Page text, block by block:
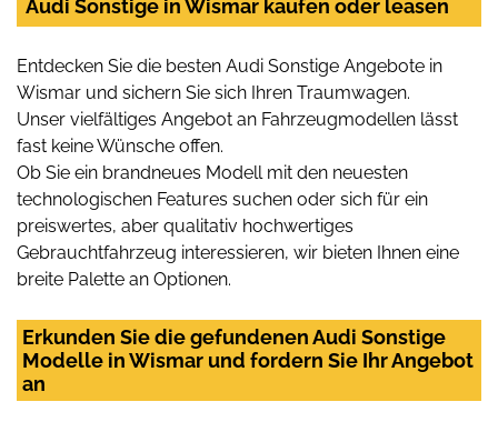
Audi Sonstige in Wismar kaufen oder leasen
Entdecken Sie die besten Audi Sonstige Angebote in
Wismar und sichern Sie sich Ihren Traumwagen.
Unser vielfältiges Angebot an Fahrzeugmodellen lässt
fast keine Wünsche offen.
Ob Sie ein brandneues Modell mit den neuesten
technologischen Features suchen oder sich für ein
preiswertes, aber qualitativ hochwertiges
Gebrauchtfahrzeug interessieren, wir bieten Ihnen eine
breite Palette an Optionen.
Erkunden Sie die gefundenen Audi Sonstige
Modelle in Wismar und fordern Sie Ihr Angebot
an